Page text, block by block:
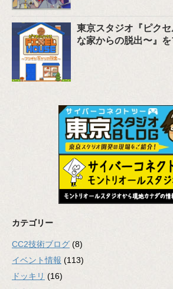
東京スタジオ『ピク
な家からの脱出〜』を
カテゴリー
CC2技術ブログ (8)
イベント情報 (113)
ドッキリ (16)